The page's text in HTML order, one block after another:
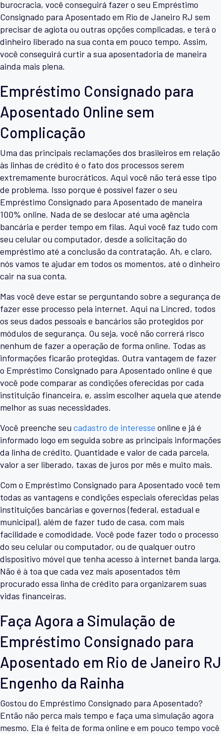
burocracia, você conseguirá fazer o seu Empréstimo
Consignado para Aposentado em Rio de Janeiro RJ sem
precisar de agiota ou outras opções complicadas, e terá o
dinheiro liberado na sua conta em pouco tempo. Assim,
você conseguirá curtir a sua aposentadoria de maneira
ainda mais plena.
Empréstimo Consignado para
Aposentado Online sem
Complicação
Uma das principais reclamações dos brasileiros em relação
às linhas de crédito é o fato dos processos serem
extremamente burocráticos. Aqui você não terá esse tipo
de problema. Isso porque é possível fazer o seu
Empréstimo Consignado para Aposentado de maneira
100% online. Nada de se deslocar até uma agência
bancária e perder tempo em filas. Aqui você faz tudo com
seu celular ou computador, desde a solicitação do
empréstimo até a conclusão da contratação. Ah, e claro,
nós vamos te ajudar em todos os momentos, até o dinheiro
cair na sua conta.
Mas você deve estar se perguntando sobre a segurança de
fazer esse processo pela internet. Aqui na Lincred, todos
os seus dados pessoais e bancários são protegidos por
módulos de segurança. Ou seja, você não correrá risco
nenhum de fazer a operação de forma online. Todas as
informações ficarão protegidas. Outra vantagem de fazer
o Empréstimo Consignado para Aposentado online é que
você pode comparar as condições oferecidas por cada
instituição financeira, e, assim escolher aquela que atende
melhor as suas necessidades.
Você preenche seu cadastro de interesse online e já é
informado logo em seguida sobre as principais informações
da linha de crédito. Quantidade e valor de cada parcela,
valor a ser liberado, taxas de juros por mês e muito mais.
Com o Empréstimo Consignado para Aposentado você tem
todas as vantagens e condições especiais oferecidas pelas
instituições bancárias e governos (federal, estadual e
municipal), além de fazer tudo de casa, com mais
facilidade e comodidade. Você pode fazer todo o processo
do seu celular ou computador, ou de qualquer outro
dispositivo móvel que tenha acesso à internet banda larga.
Não é à toa que cada vez mais aposentados têm
procurado essa linha de crédito para organizarem suas
vidas financeiras.
Faça Agora a Simulação de
Empréstimo Consignado para
Aposentado em Rio de Janeiro RJ
Engenho da Rainha
Gostou do Empréstimo Consignado para Aposentado?
Então não perca mais tempo e faça uma simulação agora
mesmo. Ela é feita de forma online e em pouco tempo você